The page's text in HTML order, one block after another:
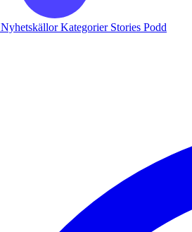
NyhetskällorKategorier Stories Podd